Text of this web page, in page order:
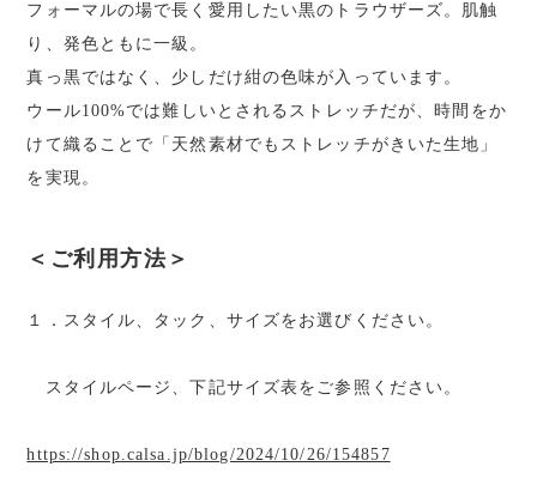
フォーマルの場で長く愛用したい黒のトラウザーズ。肌触
り、発色ともに一級。
真っ黒ではなく、少しだけ紺の色味が入っています。
ウール100%では難しいとされるストレッチだが、時間をか
けて織ることで「天然素材でもストレッチがきいた生地」
を実現。
＜ご利用方法＞
１．スタイル、タック、サイズをお選びください。
スタイルページ、下記サイズ表をご参照ください。
https://shop.calsa.jp/blog/2024/10/26/154857